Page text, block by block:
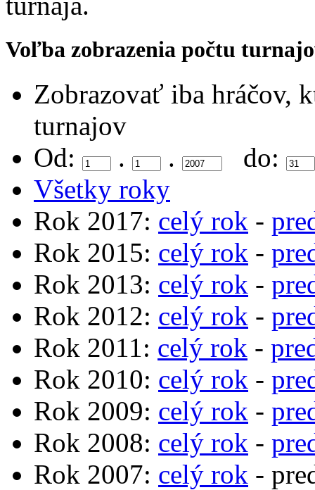
Voľba zobrazenia počtu
Zobrazovať iba hráčov,
turnajov
Od:
. .
do:
Všetky roky
Rok 2017: celý rok -
Rok 2015: celý rok -
Rok 2013: celý rok -
Rok 2012: celý rok -
Rok 2011: celý rok -
Rok 2010: celý rok -
Rok 2009: celý rok -
Rok 2008: celý rok -
Rok 2007: celý rok -